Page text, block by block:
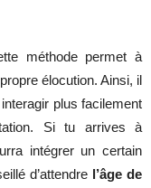
méthode permet à
élocution. Ainsi, il
plus facilement
Si tu arrives à
intégrer un certain
d’attendre l’âge de